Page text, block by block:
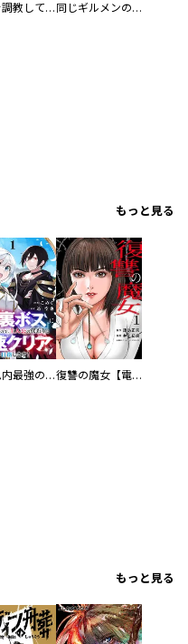
奴隷を調教してハーレム作る 同じギルメンの声が好き
もっと見る
ゲーム内最強の『裏ボス』に転生したので、主人公の代わりに最速クリアを目指します！【電子単行本版】 復讐の魔女【電子単行本版】
もっと見る